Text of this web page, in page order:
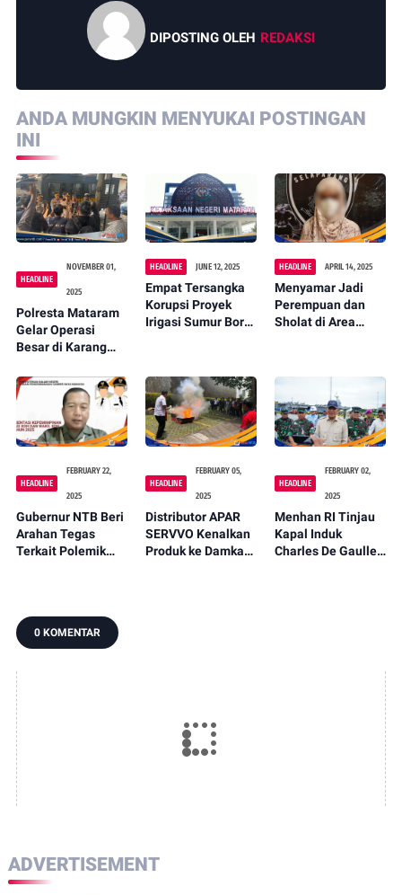
DIPOSTING OLEH REDAKSI
ANDA MUNGKIN MENYUKAI POSTINGAN
INI
HEADLINE
NOVEMBER 01,
2025
Polresta Mataram
Gelar Operasi
Besar di Karang
Terduga Pengedar
Narkoba
HEADLINE JUNE 12, 2025
Empat Tersangka
Korupsi Proyek
Irigasi Sumur Bor
Mataram
HEADLINE APRIL 14, 2025
Menyamar Jadi
Perempuan dan
Sholat di Area
Islamic Center
PENANTB
HEADLINE
FEBRUARY 22,
2025
Gubernur NTB Beri
Arahan Tegas
Terkait Polemik
HEADLINE
FEBRUARY 05,
2025
Distributor APAR
SERVVO Kenalkan
Produk ke Damkar
HEADLINE
FEBRUARY 02,
2025
Menhan RI Tinjau
Kapal Induk
Charles De Gaulle,
0 KOMENTAR
ADVERTISEMENT